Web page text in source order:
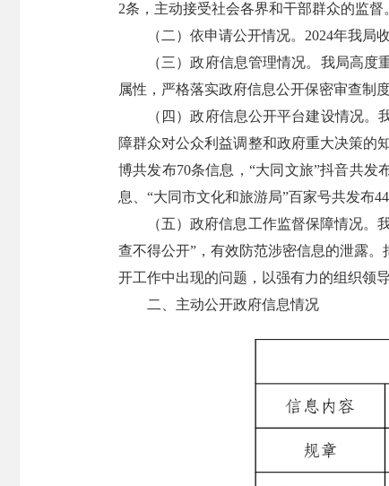
2条，主动接受社会各界和干部群众的监督
（二）依申请公开情况。2024年我局
（三）政府信息管理情况。我局高
属性，严格落实政府信息公开保密审查制
（四）政府信息公开平台建设情况
障群众对公众利益调整和政府重大决策的
博共发布70条信息，“大同文旅”抖音共发
息、“大同市文化和旅游局”百家号共发布
（五）政府信息工作监督保障情况。
查不得公开”，有效防范涉密信息的泄露
开工作中出现的问题，以强有力的组织领
二、主动公开政府信息情况